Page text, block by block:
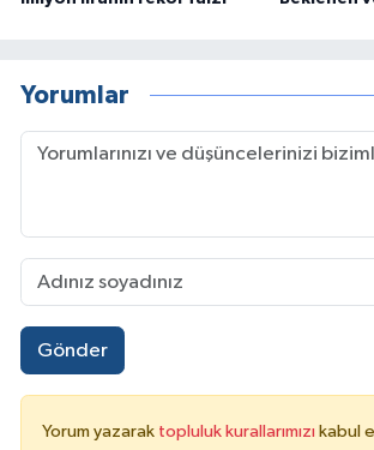
Yorumlar
Gönder
Yorum yazarak topluluk kurallarımızı kabul